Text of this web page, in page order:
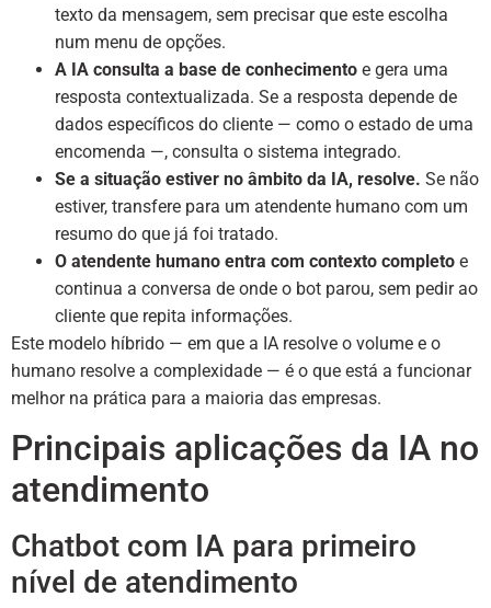
texto da mensagem, sem precisar que este escolha
num menu de opções.
A IA consulta a base de conhecimento e gera uma
resposta contextualizada. Se a resposta depende de
dados específicos do cliente — como o estado de uma
encomenda —, consulta o sistema integrado.
Se a situação estiver no âmbito da IA, resolve. Se não
estiver, transfere para um atendente humano com um
resumo do que já foi tratado.
O atendente humano entra com contexto completo e
continua a conversa de onde o bot parou, sem pedir ao
cliente que repita informações.
Este modelo híbrido — em que a IA resolve o volume e o
humano resolve a complexidade — é o que está a funcionar
melhor na prática para a maioria das empresas.
Principais aplicações da IA no
atendimento
Chatbot com IA para primeiro
nível de atendimento